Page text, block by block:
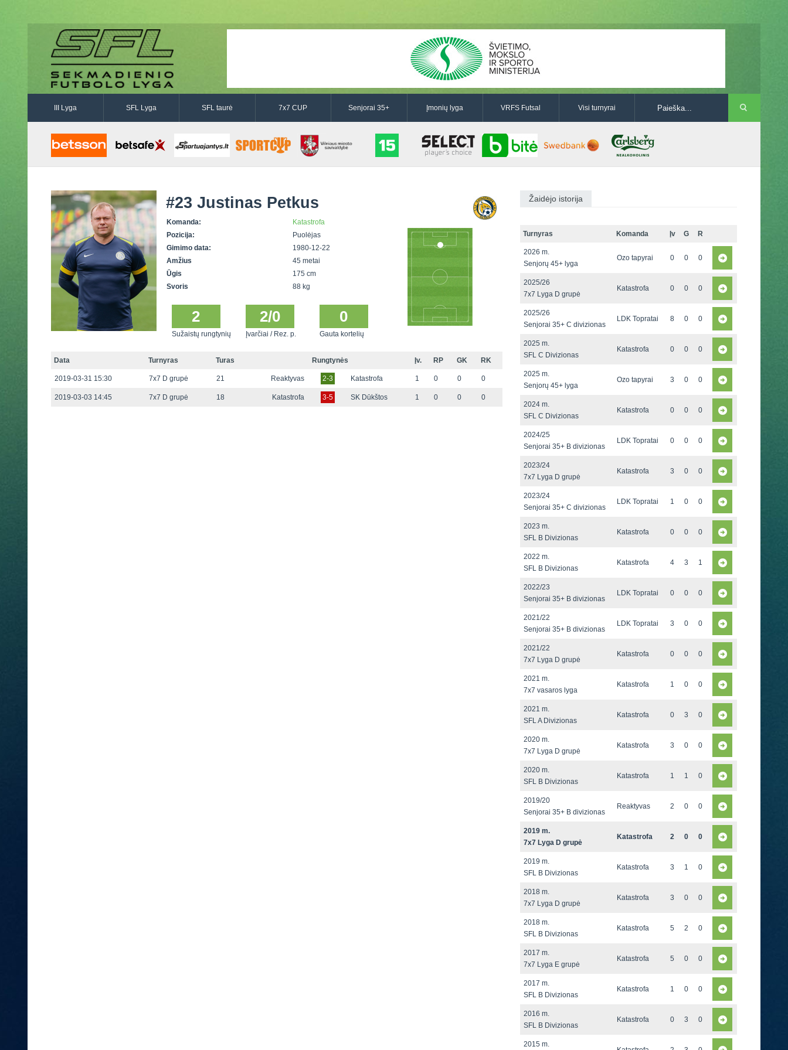
III Lyga SFL Lyga SFL taurė 7x7 CUP Senjorai 35+ Įmonių lyga VRFS Futsal Visi turnyrai
#23 Justinas Petkus
Komanda:
Katastrofa
Pozicija:
Puolėjas
Gimimo data:
1980-12-22
Amžius
45 metai
Ūgis
175 cm
Svoris
88 kg
2
Sužaistų rungtynių
2/0
Įvarčiai / Rez. p.
0
Gauta kortelių
Data Turnyras Turas Rungtynės Įv. RP GK RK
2019-03-31 15:30 7x7 D grupė 21 Reaktyvas 2-3 Katastrofa 1 0 0 0
2019-03-03 14:45 7x7 D grupė 18 Katastrofa 3-5 SK Dūkštos 1 0 0 0
Žaidėjo istorija
Turnyras Komanda Įv G R
2026 m.
Senjorų 45+ lyga
Ozo tapyrai 0 0 0
2025/26
7x7 Lyga D grupė
Katastrofa 0 0 0
2025/26
Senjorai 35+ C divizionas
LDK Topratai 8 0 0
2025 m.
SFL C Divizionas
Katastrofa 0 0 0
2025 m.
Senjorų 45+ lyga
Ozo tapyrai 3 0 0
2024 m.
SFL C Divizionas
Katastrofa 0 0 0
2024/25
Senjorai 35+ B divizionas
LDK Topratai 0 0 0
2023/24
7x7 Lyga D grupė
Katastrofa 3 0 0
2023/24
Senjorai 35+ C divizionas
LDK Topratai 1 0 0
2023 m.
SFL B Divizionas
Katastrofa 0 0 0
2022 m.
SFL B Divizionas
Katastrofa 4 3 1
2022/23
Senjorai 35+ B divizionas
LDK Topratai 0 0 0
2021/22
Senjorai 35+ B divizionas
LDK Topratai 3 0 0
2021/22
7x7 Lyga D grupė
Katastrofa 0 0 0
2021 m.
7x7 vasaros lyga
Katastrofa 1 0 0
2021 m.
SFL A Divizionas
Katastrofa 0 3 0
2020 m.
7x7 Lyga D grupė
Katastrofa 3 0 0
2020 m.
SFL B Divizionas
Katastrofa 1 1 0
2019/20
Senjorai 35+ B divizionas
Reaktyvas 2 0 0
2019 m.
7x7 Lyga D grupė
Katastrofa 2 0 0
2019 m.
SFL B Divizionas
Katastrofa 3 1 0
2018 m.
7x7 Lyga D grupė
Katastrofa 3 0 0
2018 m.
SFL B Divizionas
Katastrofa 5 2 0
2017 m.
7x7 Lyga E grupė
Katastrofa 5 0 0
2017 m.
SFL B Divizionas
Katastrofa 1 0 0
2016 m.
SFL B Divizionas
Katastrofa 0 3 0
2015 m.